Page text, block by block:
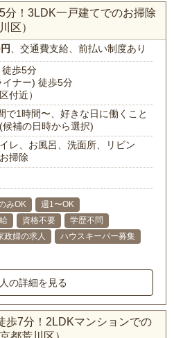
分！3LDK一戸建てでのお掃除
区）
、交通費支給、前払い制度あり
歩5分
ナー) 徒歩5分
付近）
で1時間〜、好きな日に働くこと
補の日時から選択)
レ、お風呂、洗面所、リビン
掃除
みOK
週1〜OK
資格不要
学歴不問
政婦の求人
ハウスキーパー募集
の詳細を見る
歩7分！2LDKマンションでの